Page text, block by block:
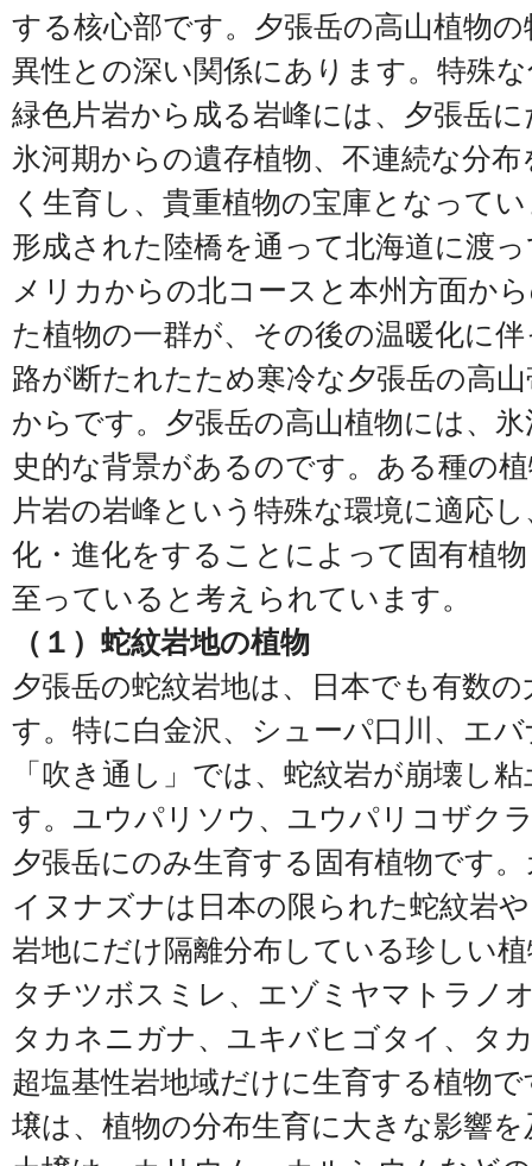
する核心部です。夕張岳の高山植物
異性との深い関係にあります。特殊
緑色片岩から成る岩峰には、夕張岳
氷河期からの遺存植物、不連続な分
く生育し、貴重植物の宝庫となって
形成された陸橋を通って北海道に渡
メリカからの北コースと本州方面か
た植物の一群が、その後の温暖化に
路が断たれたため寒冷な夕張岳の高
からです。夕張岳の高山植物には、
史的な背景があるのです。ある種の
片岩の岩峰という特殊な環境に適応
化・進化をすることによって固有植
至っていると考えられています。
（１）蛇紋岩地の植物
夕張岳の蛇紋岩地は、日本でも有数
す。特に白金沢、シューパ口川、エ
「吹き通し」では、蛇紋岩が崩壊し
す。ユウパリソウ、ユウパリコザク
夕張岳にのみ生育する固有植物です
イヌナズナは日本の限られた蛇紋岩
岩地にだけ隔離分布している珍しい
タチツボスミレ、エゾミヤマトラノ
タカネニガナ、ユキバヒゴタイ、タ
超塩基性岩地域だけに生育する植物
壌は、植物の分布生育に大きな影響